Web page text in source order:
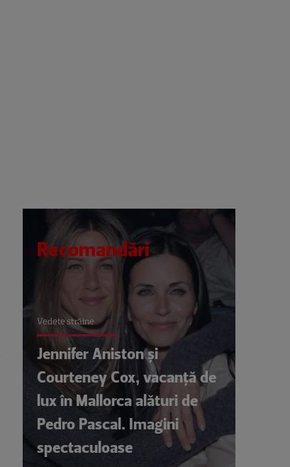
Recomandări
Vedete străine
Jennifer Aniston și
Courteney Cox, vacanță de
lux în Mallorca alături de
Pedro Pascal. Imagini
spectaculoase